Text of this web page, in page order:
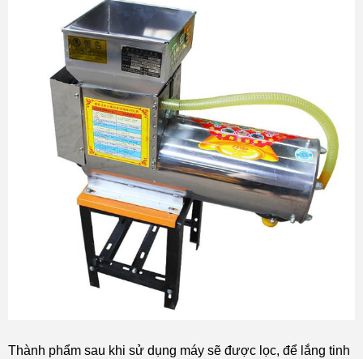
Thành phẩm sau khi sử dụng máy sẽ được lọc, để lắng tinh